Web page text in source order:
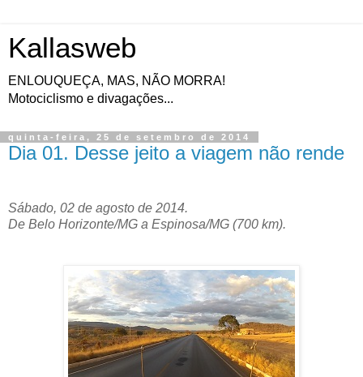
Kallasweb
ENLOUQUEÇA, MAS, NÃO MORRA!
Motociclismo e divagações...
quinta-feira, 25 de setembro de 2014
Dia 01. Desse jeito a viagem não rende
Sábado, 02 de agosto de 2014.
De Belo Horizonte/MG a Espinosa/MG (700 km).